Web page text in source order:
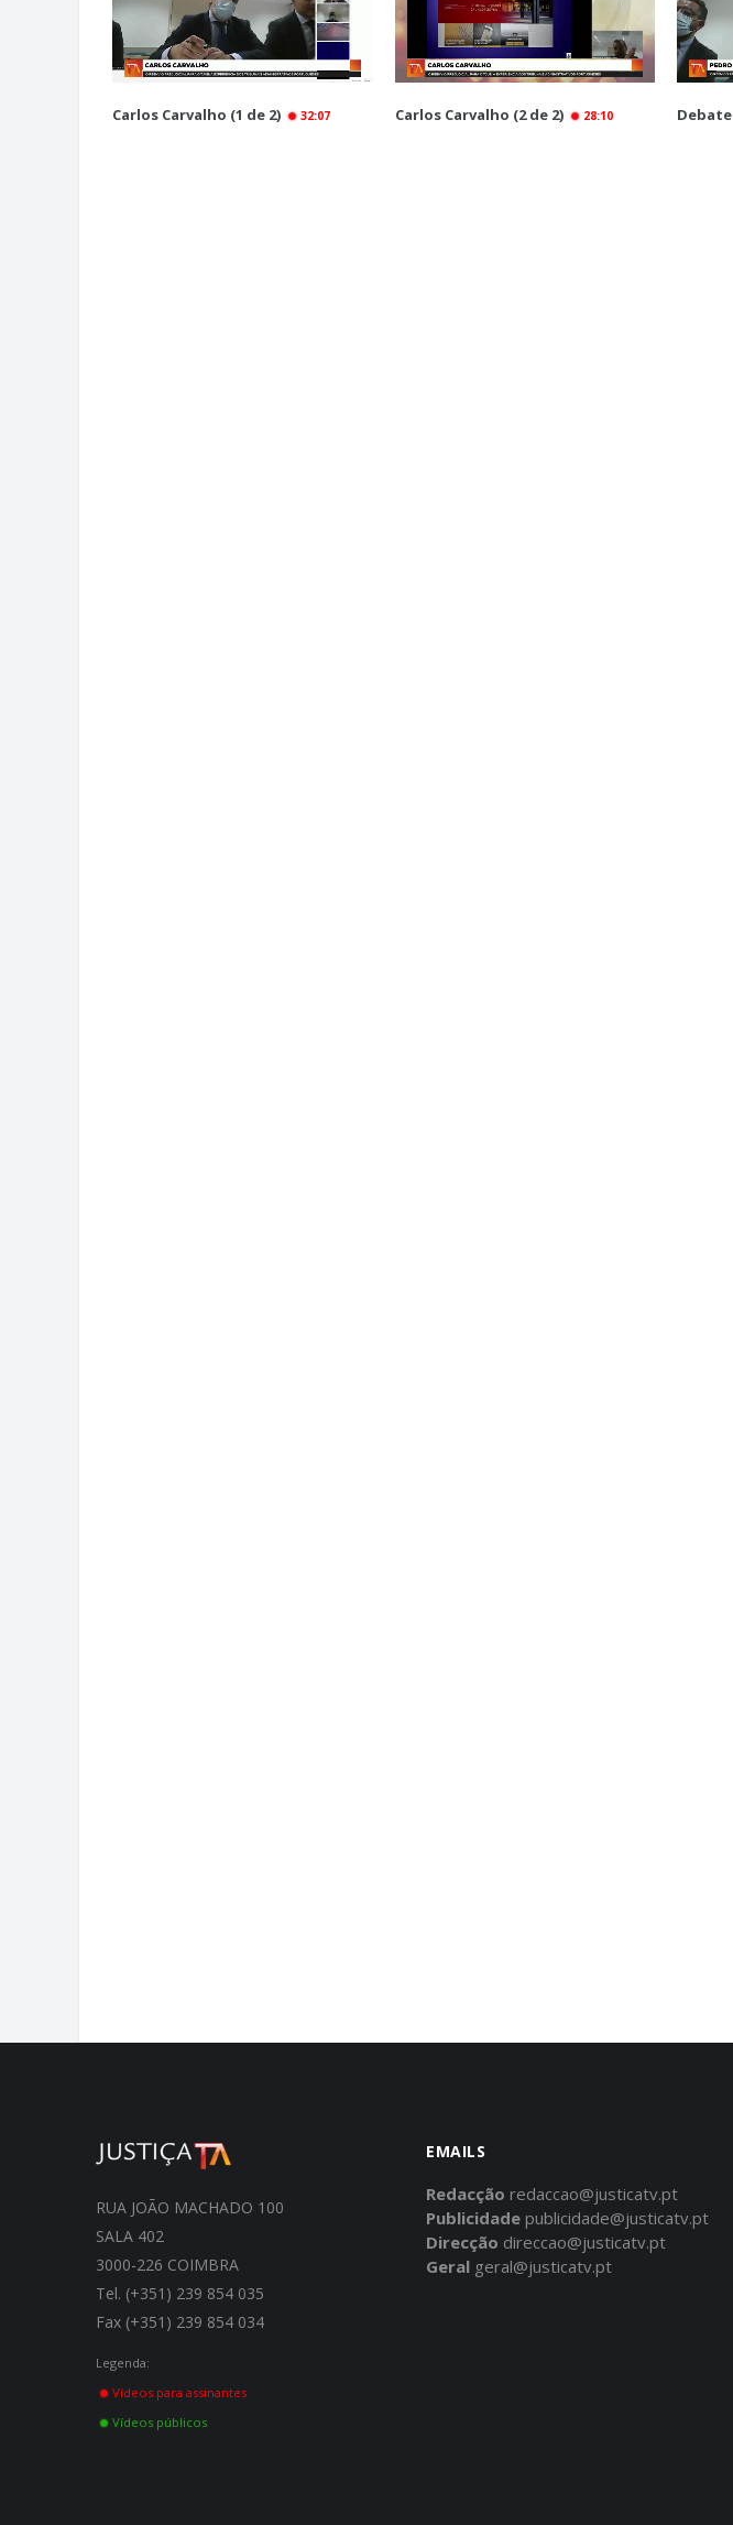
Carlos Carvalho (1 de 2) 32:07 Carlos Carvalho (2 de 2) 28:10 Debate
RUA JOÃO MACHADO 100
SALA 402
3000-226 COIMBRA
Tel. (+351) 239 854 035
Fax (+351) 239 854 034
Legenda:
Vídeos para assinantes
Vídeos públicos
EMAILS
Redacção redaccao@justicatv.pt
Publicidade publicidade@justicatv.pt
Direcção direccao@justicatv.pt
Geral geral@justicatv.pt